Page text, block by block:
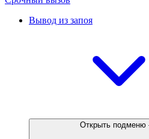
Вывод из запоя
Открыть подменю